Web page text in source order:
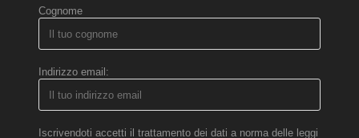
Cognome
Indirizzo email:
Iscrivendoti accetti il trattamento dei dati a norma delle leggi